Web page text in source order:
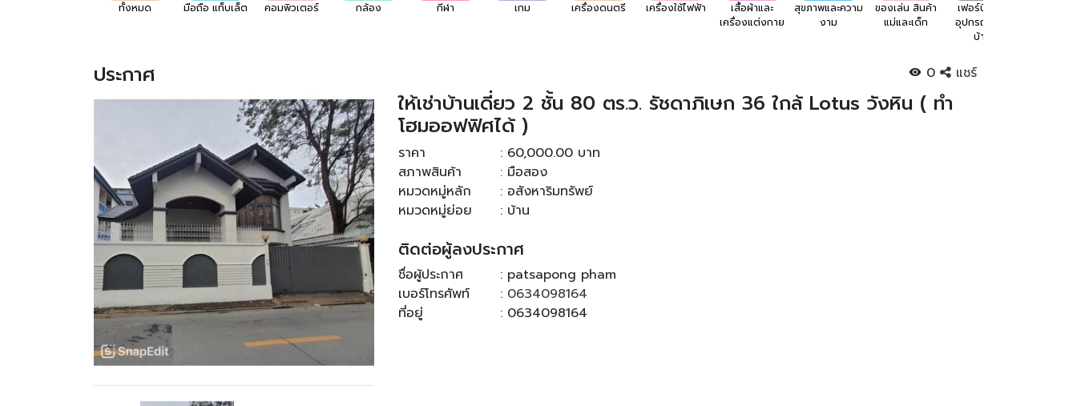
ทั้งหมด มือถือ แท็บเล็ต คอมพิวเตอร์ กล้อง กีฬา เกม เครื่องดนตรี เครื่องใช้ไฟฟ้า
เสื้อผ้าและ
เครื่องแต่งกาย
สุขภาพและความ
งาม
ของเล่น สินค้า
แม่และเด็ก
เฟอร์นิเจอร์
อุปกรณ์แต่ง
บ้าน
ประกาศ 0 แชร์
ให้เช่าบ้านเดี่ยว 2 ชั้น 80 ตร.ว. รัชดาภิเษก 36 ใกล้ Lotus วังหิน ( ทำ
โฮมออฟฟิศได้ )
ราคา
: 60,000.00 บาท
สภาพสินค้า
: มือสอง
หมวดหมู่หลัก
: อสังหาริมทรัพย์
หมวดหมู่ย่อย
: บ้าน
ติดต่อผู้ลงประกาศ
ชื่อผู้ประกาศ
: patsapong pham
เบอร์โทรศัพท์
: 0634098164
ที่อยู่
: 0634098164